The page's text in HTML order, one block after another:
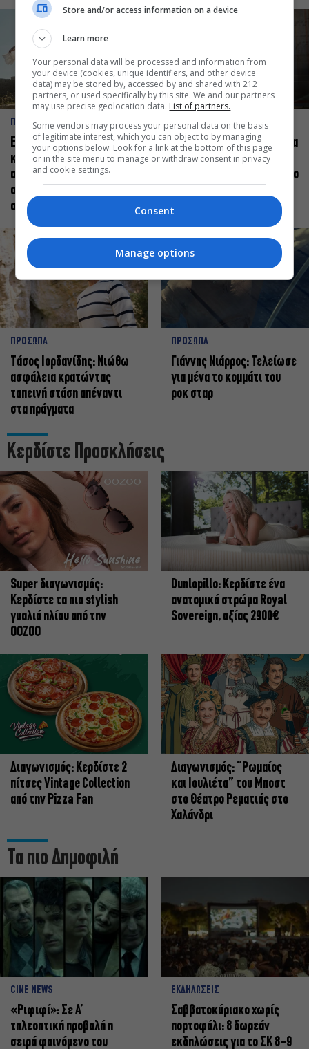
ΠΡΟΣΩΠΑ
Ελεάνα Ανδρεούδη: Κάθε
καλλιτέχνης όταν
ανεβαίνει στη σκηνή
οφείλει να αισθάνεται
σταρ
ΠΡΟΣΩΠΑ
Βαγγέλης Μπίκος: Έμαθα να
δίνω αξία στο ποιος είμαι
πάνω στη σκηνή και όχι στο
ΠΡΟΣΩΠΑ
Tάσος Ιορδανίδης: Νιώθω
ασφάλεια κρατώντας
ταπεινή στάση απέναντι
στα πράγματα
ΠΡΟΣΩΠΑ
Γιάννης Νιάρρος: Τελείωσε
για μένα το κομμάτι του
ροκ σταρ
Κερδίστε Προσκλήσεις
Super διαγωνισμός:
Κερδίστε τα πιο stylish
γυαλιά ηλίου από την
OOZOO
Dunlopillo: Κερδίστε ένα
ανατομικό στρώμα Royal
Sovereign, αξίας 2900€
Διαγωνισμός: Κερδίστε 2
πίτσες Vintage Collection
από την Pizza Fan
Διαγωνισμός: “Ρωμαίος
και Ιουλιέτα” του Μποστ
στο Θέατρο Ρεματιάς στο
Χαλάνδρι
Τα πιο Δημοφιλή
CINE NEWS
«Ριφιφί»: Σε Α’
τηλεοπτική προβολή η
σειρά φαινόμενο του
ΕΚΔΗΛΩΣΕΙΣ
Σαββατοκύριακο χωρίς
πορτοφόλι: 8 δωρεάν
εκδηλώσεις για το ΣΚ 8-9
Store and/or access information on a device
Learn more
Your personal data will be processed and information from
your device (cookies, unique identifiers, and other device
data) may be stored by, accessed by and shared with 212
partners, or used specifically by this site. We and our partners
may use precise geolocation data. List of partners.
Some vendors may process your personal data on the basis
of legitimate interest, which you can object to by managing
your options below. Look for a link at the bottom of this page
or in the site menu to manage or withdraw consent in privacy
and cookie settings.
Consent
Manage options